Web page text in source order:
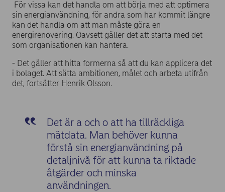
För vissa kan det handla om att börja med att optimera
sin energianvändning, för andra som har kommit längre
kan det handla om att man måste göra en
energirenovering. Oavsett gäller det att starta med det
som organisationen kan hantera.
- Det gäller att hitta formerna så att du kan applicera det
i bolaget. Att sätta ambitionen, målet och arbeta utifrån
det, fortsätter Henrik Olsson.
Det är a och o att ha tillräckliga
mätdata. Man behöver kunna
förstå sin energianvändning på
detaljnivå för att kunna ta riktade
åtgärder och minska
användningen.